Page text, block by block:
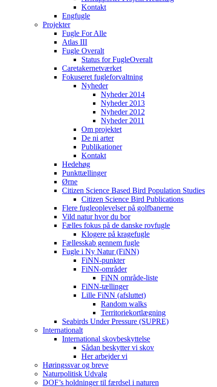
Kontakt
Engfugle
Projekter
Fugle For Alle
Atlas III
Fugle Overalt
Status for FugleOveralt
Caretakernetværket
Fokuseret fugleforvaltning
Nyheder
Nyheder 2014
Nyheder 2013
Nyheder 2012
Nyheder 2011
Om projektet
De ni arter
Publikationer
Kontakt
Hedehøg
Punkttællinger
Ørne
Citizen Science Based Bird Population Studies
Citizen Science Bird Publications
Flere fugleoplevelser på golfbanerne
Vild natur hvor du bor
Fælles fokus på de danske rovfugle
Klogere på kragefugle
Fællesskab gennem fugle
Fugle i Ny Natur (FiNN)
FiNN-punkter
FiNN-områder
FiNN område-liste
FiNN-tællinger
Lille FiNN (afsluttet)
Random walks
Territoriekortlægning
Seabirds Under Pressure (SUPRE)
Internationalt
International skovbeskyttelse
Sådan beskytter vi skov
Her arbejder vi
Høringssvar og breve
Naturpolitisk Udvalg
DOF’s holdninger til færdsel i naturen